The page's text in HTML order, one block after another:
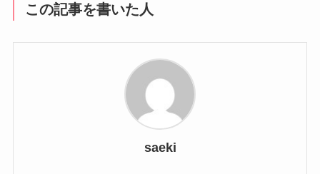
この記事を書いた人
saeki